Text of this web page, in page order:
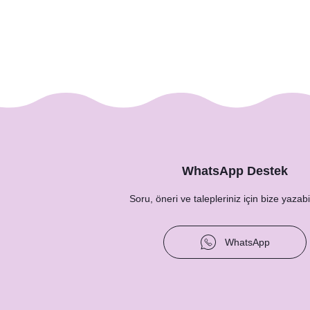
WhatsApp Destek
Soru, öneri ve talepleriniz için bize
WhatsApp